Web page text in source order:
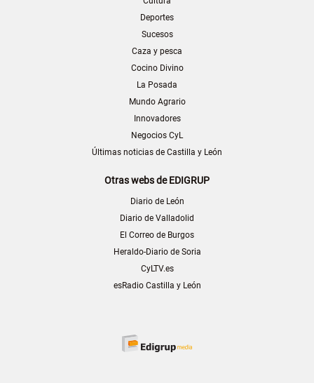
Deportes
Sucesos
Caza y pesca
Cocino Divino
La Posada
Mundo Agrario
Innovadores
Negocios CyL
Últimas noticias de Castilla y León
Otras webs de EDIGRUP
Diario de León
Diario de Valladolid
El Correo de Burgos
Heraldo-Diario de Soria
CyLTV.es
esRadio Castilla y León